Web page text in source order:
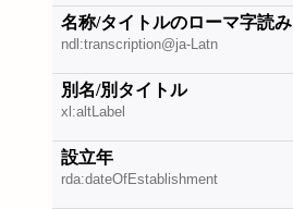
名称/タイトルのローマ字読み
ndl:transcription@ja-Latn
別名/別タイトル
xl:altLabel
設立年
rda:dateOfEstablishment